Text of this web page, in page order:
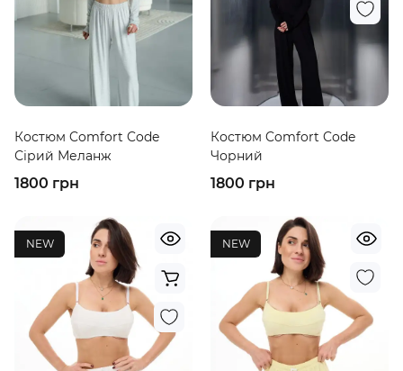
Костюм Comfort Code
Сірий Меланж
1800 грн
Костюм Comfort Code
Чорний
1800 грн
NEW NEW